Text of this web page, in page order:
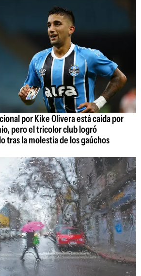
por Kike Olivera está caída por
pero el tricolor club logró
tras la molestia de los gaúchos